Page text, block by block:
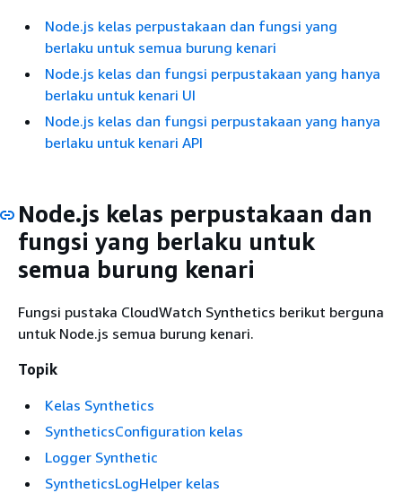
Node.js kelas perpustakaan dan fungsi yang
berlaku untuk semua burung kenari
Node.js kelas dan fungsi perpustakaan yang hanya
berlaku untuk kenari UI
Node.js kelas dan fungsi perpustakaan yang hanya
berlaku untuk kenari API
Node.js kelas perpustakaan dan
fungsi yang berlaku untuk
semua burung kenari
Fungsi pustaka CloudWatch Synthetics berikut berguna
untuk Node.js semua burung kenari.
Topik
Kelas Synthetics
SyntheticsConfiguration kelas
Logger Synthetic
SyntheticsLogHelper kelas